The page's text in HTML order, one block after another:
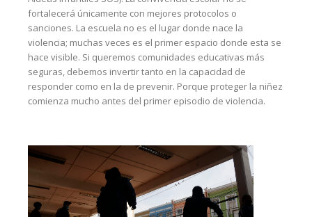
fortalecerá únicamente con mejores protocolos o
sanciones. La escuela no es el lugar donde nace la
violencia; muchas veces es el primer espacio donde esta se
hace visible. Si queremos comunidades educativas más
seguras, debemos invertir tanto en la capacidad de
responder como en la de prevenir. Porque proteger la niñez
comienza mucho antes del primer episodio de violencia.